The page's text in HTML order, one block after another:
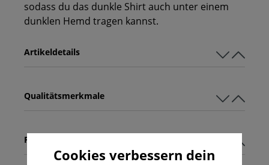
sodass du das dunkle Shirt auch unter einem
dunklen Hemd tragen kannst.
Qualitätsmerkmale
Artikeldetails
Pflegehinweise
Cookies verbessern dein